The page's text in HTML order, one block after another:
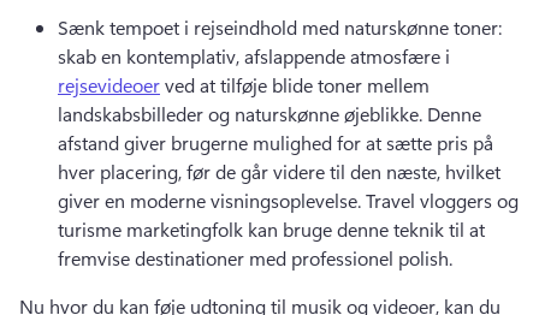
Sænk tempoet i rejseindhold med naturskønne toner:
skab en kontemplativ, afslappende atmosfære i
rejsevideoer ved at tilføje blide toner mellem
landskabsbilleder og naturskønne øjeblikke. Denne
afstand giver brugerne mulighed for at sætte pris på
hver placering, før de går videre til den næste, hvilket
giver en moderne visningsoplevelse. Travel vloggers og
turisme marketingfolk kan bruge denne teknik til at
fremvise destinationer med professionel polish.
Nu hvor du kan føje udtoning til musik og videoer, kan du